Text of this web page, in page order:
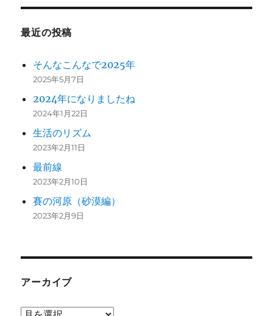
最近の投稿
そんなこんなで2025年
2025年5月7日
2024年になりましたね
2024年1月22日
生活のリズム
2023年2月11日
最前線
2023年2月10日
賽の河原（砂漠編）
2023年2月9日
アーカイブ
ア